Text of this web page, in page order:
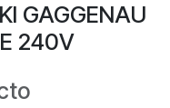
GAGGENAU
240V